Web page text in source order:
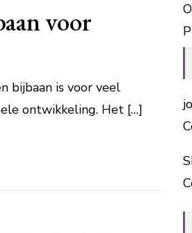
voor
bijbaan is voor veel
ontwikkeling. Het […]